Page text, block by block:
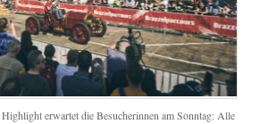
erwartet die Besucherinnen am Sonntag: Alle